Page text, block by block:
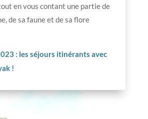
en vous contant une partie de
de sa faune et de sa flore
: les séjours itinérants avec
!